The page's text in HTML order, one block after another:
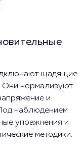
щадящие
Они нормализуют
и
наблюдением
упражнения и
методики.